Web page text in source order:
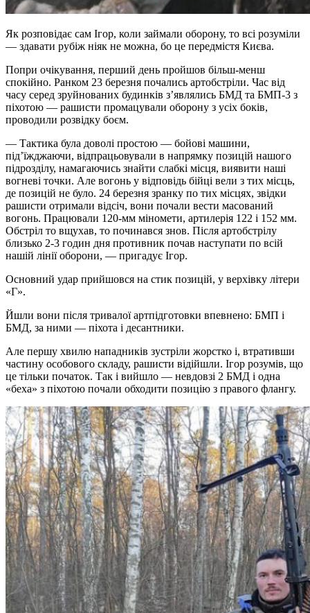
Як розповідає сам Ігор, коли займали оборону, то всі розуміли
— здавати рубіж ніяк не можна, бо це передмістя Києва.
Попри очікування, перший день пройшов більш-менш
спокійно. Ранком 23 березня почались артобстріли. Час від
часу серед зруйнованих будинків з’являлись БМД та БМП-3 з
піхотою — рашисти промацували оборону з усіх боків,
проводили розвідку боєм.
— Тактика була доволі простою — бойові машини,
під’їжджаючи, відпрацьовували в напрямку позицій нашого
підрозділу, намагаючись знайти слабкі місця, виявити наші
вогневі точки. Але вогонь у відповідь бійці вели з тих місць,
де позицій не було. 24 березня зранку по тих місцях, звідки
рашисти отримали відсіч, вони почали вести масований
вогонь. Працювали 120-мм міномети, артилерія 122 і 152 мм.
Обстріл то вщухав, то починався знов. Після артобстрілу
близько 2-3 годин дня противник почав наступати по всій
нашій лінії оборони, — пригадує Ігор.
Основний удар прийшовся на стик позицій, у верхівку літери
«Г».
Йшли вони після тривалої артпідготовки впевнено: БМП і
БМД, за ними — піхота і десантники.
Але першу хвилю нападників зустріли жорстко і, втративши
частину особового складу, рашисти відійшли. Ігор розумів, що
це тільки початок. Так і вийшло — невдовзі 2 БМД і одна
«беха» з піхотою почали обходити позицію з правого флангу.